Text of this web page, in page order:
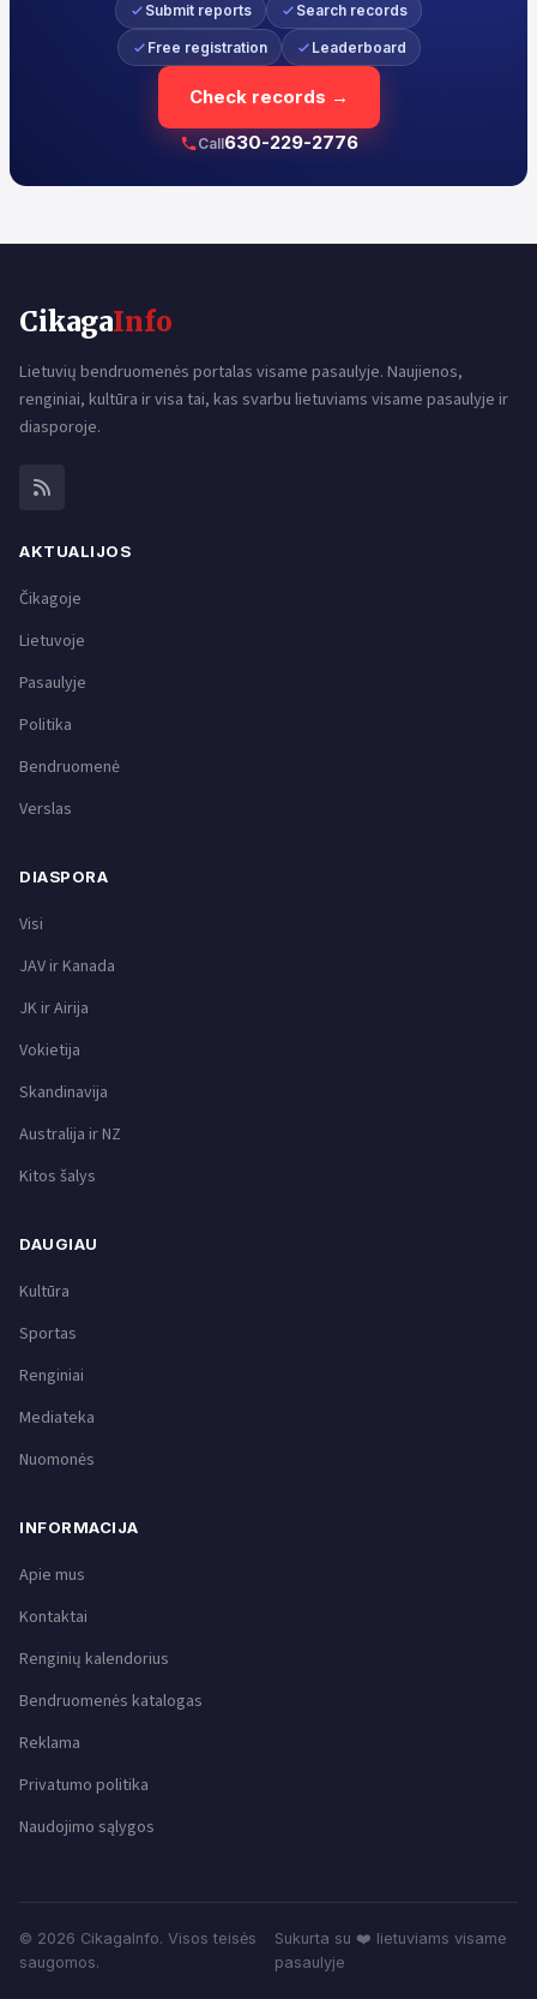
Submit reports Search records
Free registration Leaderboard
Check records →
Call630-229-2776
CikagaInfo
Lietuvių bendruomenės portalas visame pasaulyje. Naujienos,
renginiai, kultūra ir visa tai, kas svarbu lietuviams visame pasaulyje ir
diasporoje.
AKTUALIJOS
Čikagoje
Lietuvoje
Pasaulyje
Politika
Bendruomenė
Verslas
DIASPORA
Visi
JAV ir Kanada
JK ir Airija
Vokietija
Skandinavija
Australija ir NZ
Kitos šalys
DAUGIAU
Kultūra
Sportas
Renginiai
Mediateka
Nuomonės
INFORMACIJA
Apie mus
Kontaktai
Renginių kalendorius
Bendruomenės katalogas
Reklama
Privatumo politika
Naudojimo sąlygos
© 2026 CikagaInfo. Visos teisės
saugomos.
Sukurta su ❤️ lietuviams visame
pasaulyje